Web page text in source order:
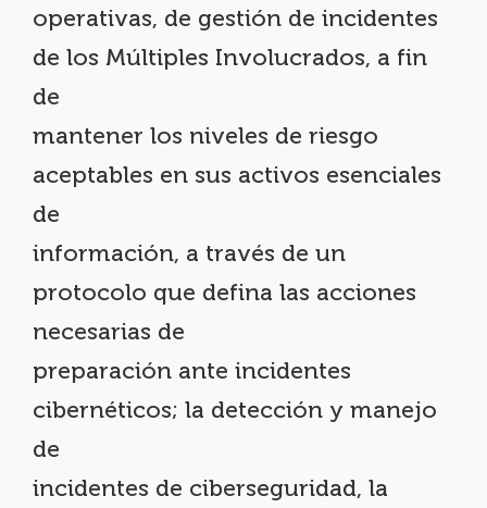
operativas, de gestión de incidentes
de los Múltiples Involucrados, a fin
de
mantener los niveles de riesgo
aceptables en sus activos esenciales
de
información, a través de un
protocolo que defina las acciones
necesarias de
preparación ante incidentes
cibernéticos; la detección y manejo
de
incidentes de ciberseguridad, la